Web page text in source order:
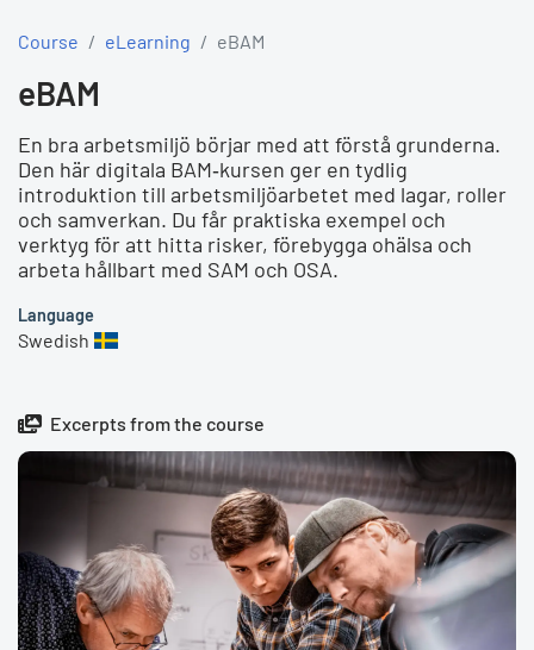
Course eLearning eBAM
eBAM
En bra arbetsmiljö börjar med att förstå grunderna.
Den här digitala BAM‑kursen ger en tydlig
introduktion till arbetsmiljöarbetet med lagar, roller
och samverkan. Du får praktiska exempel och
verktyg för att hitta risker, förebygga ohälsa och
arbeta hållbart med SAM och OSA.
Language
Swedish
Excerpts from the course